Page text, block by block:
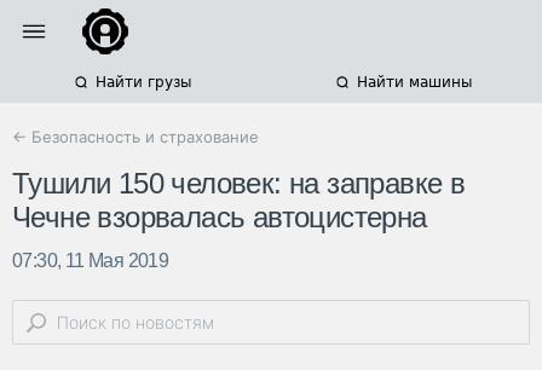
Найти грузы Найти машины
← Безопасность и страхование
Тушили 150 человек: на заправке в
Чечне взорвалась автоцистерна
07:30, 11 Мая 2019